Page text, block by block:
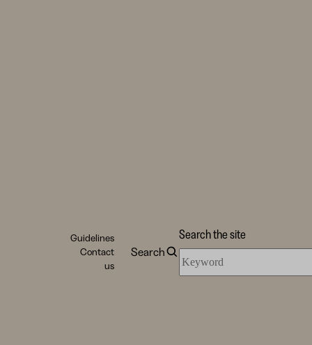
Guidelines
Contact
us
Search
Search the site
the